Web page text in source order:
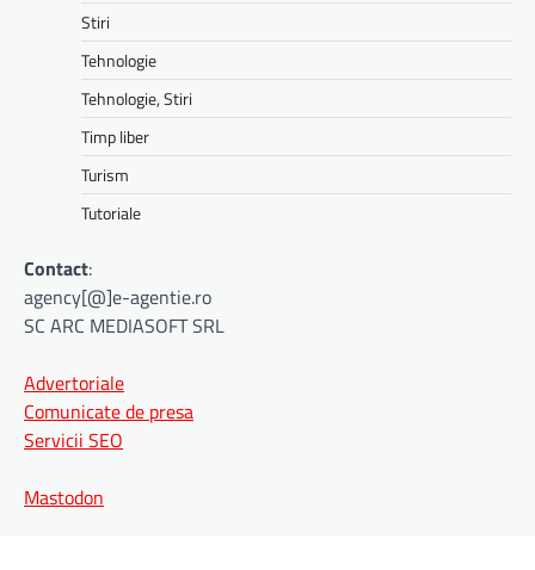
Stiri
Tehnologie
Tehnologie, Stiri
Timp liber
Turism
Tutoriale
Contact:
agency[@]e-agentie.ro
SC ARC MEDIASOFT SRL
Advertoriale
Comunicate de presa
Servicii SEO
Mastodon